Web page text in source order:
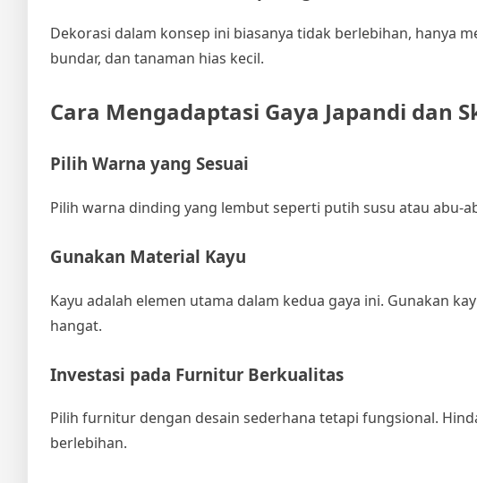
Dekorasi dalam konsep ini biasanya tidak berlebihan, hanya
bundar, dan tanaman hias kecil.
Cara Mengadaptasi Gaya Japandi dan
Pilih Warna yang Sesuai
Pilih warna dinding yang lembut seperti putih susu atau abu-
Gunakan Material Kayu
Kayu adalah elemen utama dalam kedua gaya ini. Gunakan
hangat.
Investasi pada Furnitur Berkualitas
Pilih furnitur dengan desain sederhana tetapi fungsional.
berlebihan.